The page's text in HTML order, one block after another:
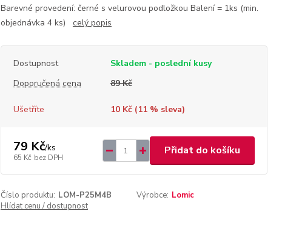
Barevné provedení: černé s velurovou podložkou Balení = 1ks (min.
objednávka 4 ks) celý popis
Dostupnost
Skladem - poslední kusy
Doporučená cena
89 Kč
Ušetříte 10 Kč (11% sleva)
79 Kč/ks
65 Kč bez DPH
Přidat do košíku
Číslo produktu: LOM-P25M4B Výrobce: Lomic
Hlídat cenu / dostupnost